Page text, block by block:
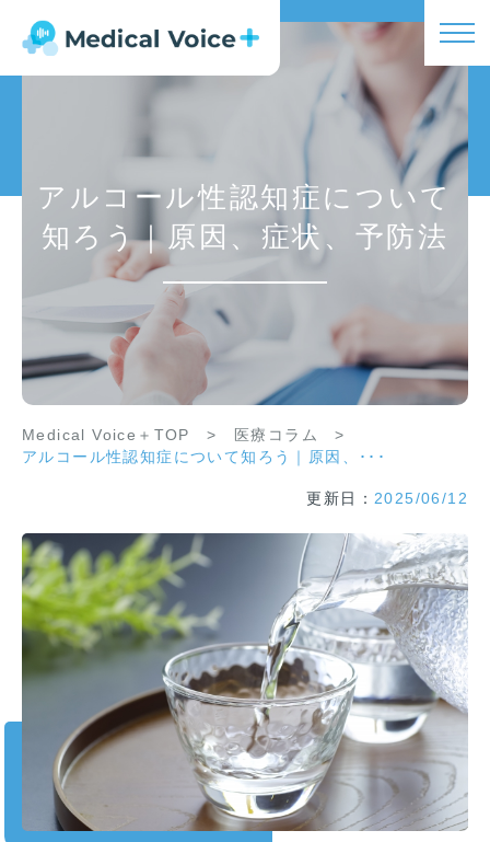
アルコール性認知症について
知ろう｜原因、症状、予防法
Medical Voice＋TOP > 医療コラム
>
アルコール性認知症について知ろう｜原因、･･･
更新日： 2025/06/12